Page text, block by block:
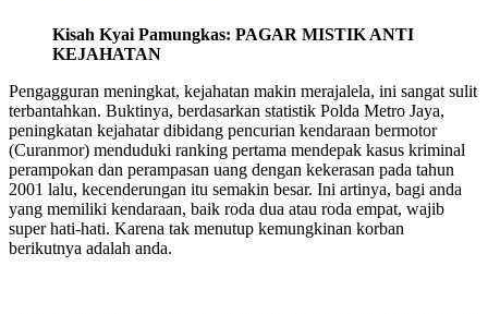
Kisah Kyai Pamungkas: PAGAR MISTIK ANTI
KEJAHATAN
Pengagguran meningkat, kejahatan makin merajalela, ini sangat sulit
terbantahkan. Buktinya, berdasarkan statistik Polda Metro Jaya,
peningkatan kejahatar dibidang pencurian kendaraan bermotor
(Curanmor) menduduki ranking pertama mendepak kasus kriminal
perampokan dan perampasan uang dengan kekerasan pada tahun
2001 lalu, kecenderungan itu semakin besar. Ini artinya, bagi anda
yang memiliki kendaraan, baik roda dua atau roda empat, wajib
super hati-hati. Karena tak menutup kemungkinan korban
berikutnya adalah anda.